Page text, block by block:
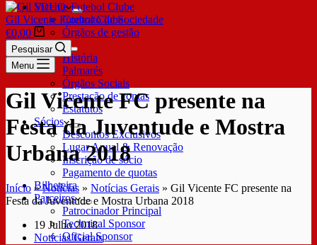
SDUQ
Contrato de Sociedade
Órgãos de gestão
Clube
História
Palmarés
Órgãos Sociais
Prestação de contas
Estatutos
Sócios
Descontos Exclusivos
Lugar Anual & Renovação
Inscrição de sócio
Pagamento de quotas
Bilheteira
Parceiros
Patrocinador Principal
Technical Sponsor
Oficial Sponsor
Gil Vicente Futebol Clube
€0,00
Pesquisar
Menu
Gil Vicente FC presente na
Festa da Juventude e Mostra
Urbana 2018
Início »Notícias » Notícias Gerais » Gil Vicente FC presente na
Festa da Juventude e Mostra Urbana 2018
19 Julho 2018
Notícias Gerais